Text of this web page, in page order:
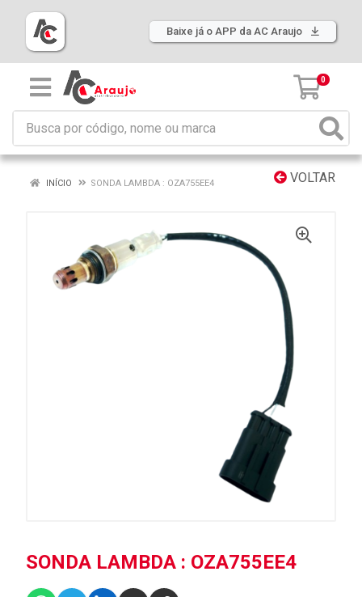
Baixe já o APP da AC Araujo
0
VOLTAR
INÍCIO SONDA LAMBDA : OZA755EE4
SONDA LAMBDA : OZA755EE4